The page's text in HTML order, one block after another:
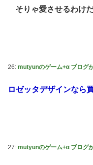
そりゃ愛させるわけ
26: mutyunのゲーム+α ブログ
ロゼッタデザインなら
27: mutyunのゲーム+α ブログ